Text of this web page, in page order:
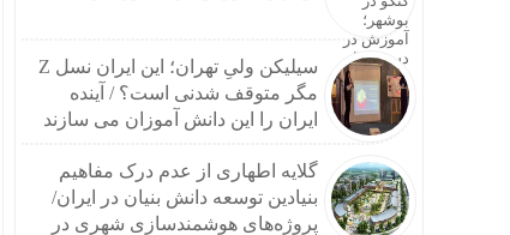
سیلیکن ولیِ تهران؛ این ایران نسل Z
مگر متوقف شدنی است؟ / آینده
ایران را این دانش آموزان می سازند
گلایه اطهاری از عدم درک مفاهیم
بنیادین توسعه دانش بنیان در ایران/
پروژه‌های هوشمندسازی شهری در